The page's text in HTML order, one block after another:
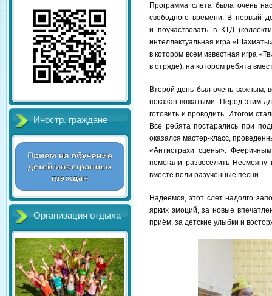
Иностр. граждане
Организация отдыха
Программа слета была очень
свободного времени. В первый
и поучаствовать в КТД
интеллектуальная игра
в котором всем известная игра
в отряде), на котором ребята
Второй день был очень важным,
показан вожатыми. Перед этим
готовить и проводить. Итогом
Все ребята постарались при
оказался мастер-класс,
«Антистрахи сцены».
помогали развеселить
вместе пели разученные песни.
Надеемся, этот слет надолго
ярких эмоций, за новые
приём, за детские улыбки и